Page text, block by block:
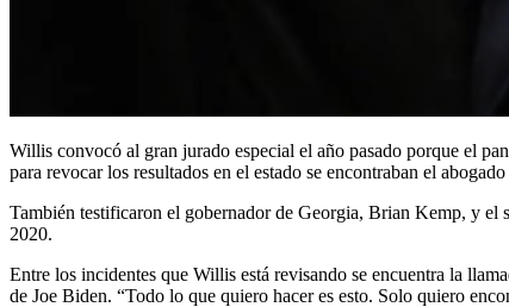
Willis convocó al gran jurado especial el año pasado porque el
para revocar los resultados en el estado se encontraban el
También testificaron el gobernador de Georgia, Brian Kemp, y el
2020.
Entre los incidentes que Willis está revisando se encuentra la
de Joe Biden. “Todo lo que quiero hacer es esto. Solo quiero